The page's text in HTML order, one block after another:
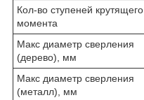
Кол-во ступеней крутящего
момента
Макс диаметр сверления
(дерево), мм
Макс диаметр сверления
(металл), мм